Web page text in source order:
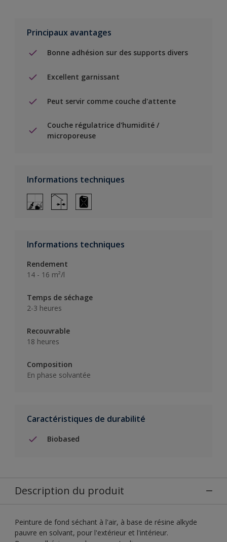
Principaux avantages
Bonne adhésion sur des supports divers
Excellent garnissant
Peut servir comme couche d'attente
Couche régulatrice d'humidité /
microporeuse
Informations techniques
Informations techniques
Rendement
14 - 16 m²/l
Temps de séchage
2-3 heures
Recouvrable
18 heures
Composition
En phase solvantée
Caractéristiques de durabilité
Biobased
Description du produit
Peinture de fond séchant à l'air, à base de résine alkyde
pauvre en solvant, pour l'extérieur et l'intérieur.